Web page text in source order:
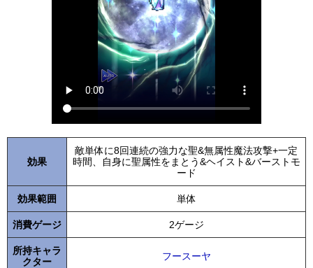
効果
敵単体に8回連続の強力な聖&無属性魔法攻撃+一定
時間、自身に聖属性をまとう&ヘイスト&バーストモ
ード
効果範囲 単体
消費ゲージ 2ゲージ
所持キャラ
クター
フースーヤ